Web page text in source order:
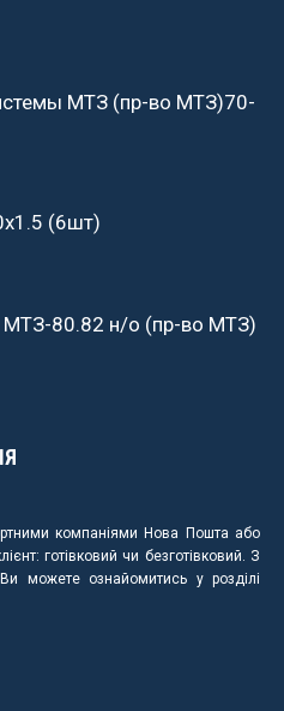
МТЗ (пр-во МТЗ)70-
(6шт)
МТЗ-80.82 н/о (пр-во МТЗ)
компаніями Нова Пошта або
готівковий чи безготівковий. З
можете ознайомитись у розділі